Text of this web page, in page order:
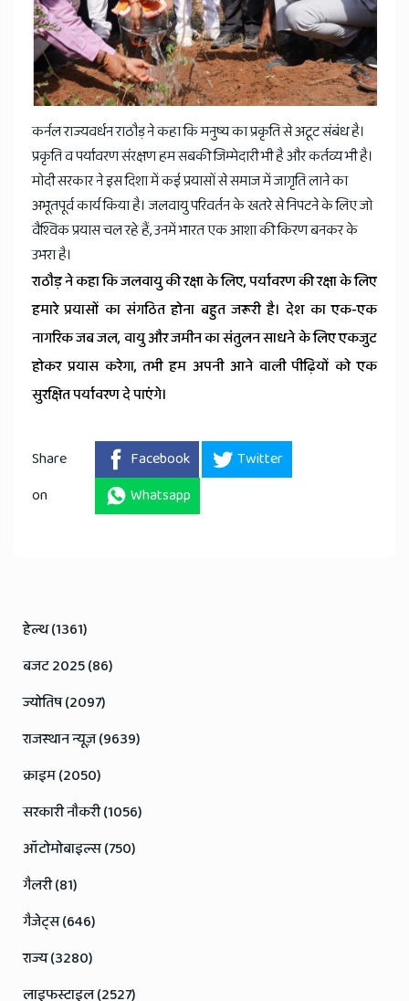
कर्नल राज्यवर्धन राठौड़ ने कहा कि मनुष्य का प्रकृति से अटूट संबंध है।
प्रकृति व पर्यावरण संरक्षण हम सबकी जिम्मेदारी भी है और कर्तव्य भी है।
मोदी सरकार ने इस दिशा में कई प्रयासों से समाज में जागृति लाने का
अभूतपूर्व कार्य किया है। जलवायु परिवर्तन के खतरे से निपटने के लिए जो
वैश्विक प्रयास चल रहे हैं, उनमें भारत एक आशा की किरण बनकर के
उभरा है।
राठौड़ ने कहा कि जलवायु की रक्षा के लिए, पर्यावरण की रक्षा के लिए
हमारे प्रयासों का संगठित होना बहुत जरूरी है। देश का एक-एक
नागरिक जब जल, वायु और जमीन का संतुलन साधने के लिए एकजुट
होकर प्रयास करेगा, तभी हम अपनी आने वाली पीढ़ियों को एक
सुरक्षित पर्यावरण दे पाएंगे।
Share
on
Facebook
Twitter
Whatsapp
हेल्थ (1361)
बजट 2025 (86)
ज्योतिष (2097)
राजस्थान न्यूज़ (9639)
क्राइम (2050)
सरकारी नौकरी (1056)
ऑटोमोबाइल्स (750)
गैलरी (81)
गैजेट्स (646)
राज्य (3280)
लाइफस्टाइल (2527)